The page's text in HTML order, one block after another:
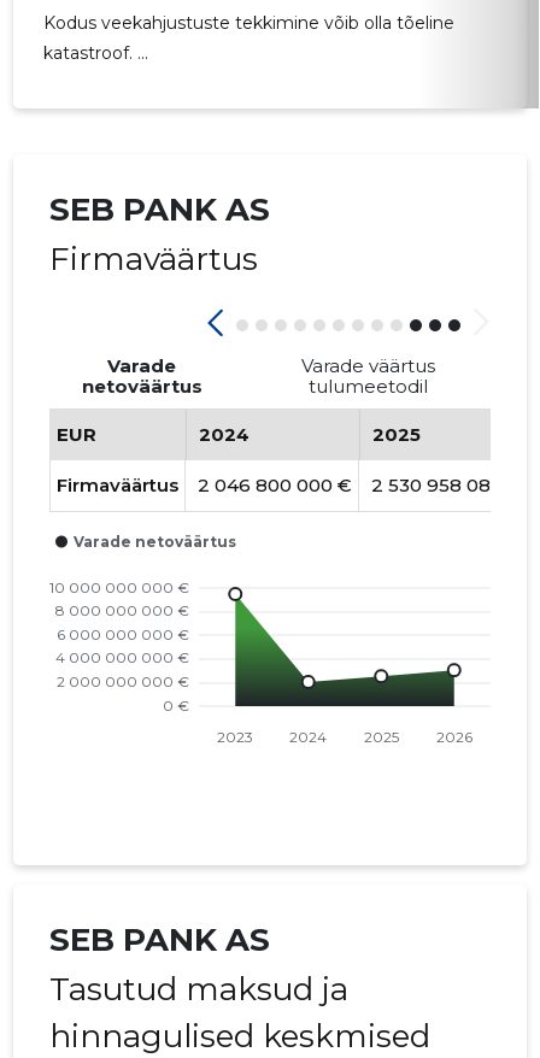
Kodus veekahjustuste tekkimine võib olla tõeline
katastroof. ...
SEB PANK AS
Firmaväärtus
Varade
netoväärtus
Varade väärtus
tulumeetodil
EUR 2024 2025
Firmaväärtus 2 046 800 000 € 2 530 958 080 €
SEB PANK AS
Tasutud maksud ja
hinnagulised keskmised